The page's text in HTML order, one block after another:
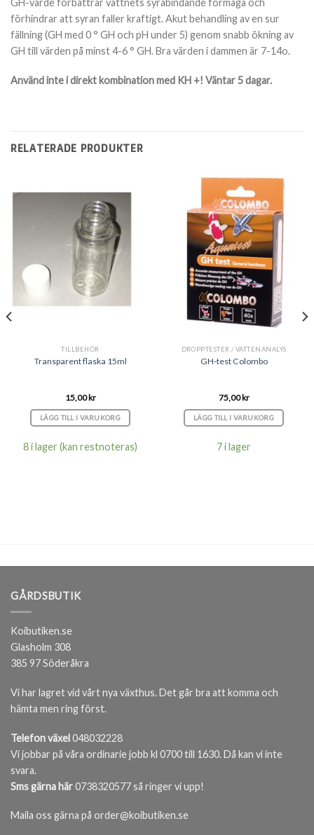
GH-värde förbättrar vattnets syrabindande förmåga och
förhindrar att syran faller kraftigt. Akut behandling av en sur
fällning (GH med 0 ° GH och pH under 5) genom snabb ökning av
GH till värden på minst 4-6 ° GH. Bra värden i dammen är 7-14o.
Använd inte i direkt kombination med KH +! Väntar 5 dagar.
RELATERADE PRODUKTER
TILLBEHÖR
Transparent flaska 15ml
15,00kr
LÄGG TILL I VARUKORG
8 i lager (kan restnoteras)
DROPPTESTER / VATTENANALYS
GH-test Colombo
75,00kr
LÄGG TILL I VARUKORG
7 i lager
GÅRDSBUTIK
Koibutiken.se
Glasholm 308
385 97 Söderåkra
Vi har lagret vid vårt nya växthus. Det går bra att komma och
hämta men ring först.
Telefon växel048032228
Vi jobbar på våra ordinarie jobb kl 0700 till 1630. Då kan vi inte
svara.
Sms gärna här0738320577 så ringer vi upp!
Maila oss gärna på order@koibutiken.se